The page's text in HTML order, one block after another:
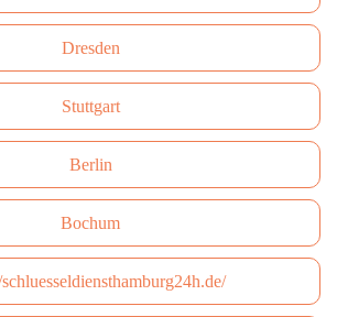
Dresden
Stuttgart
Berlin
Bochum